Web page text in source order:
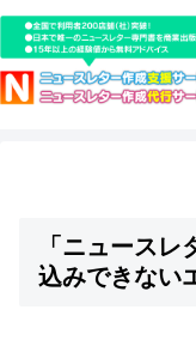
「ニュース
込みできない